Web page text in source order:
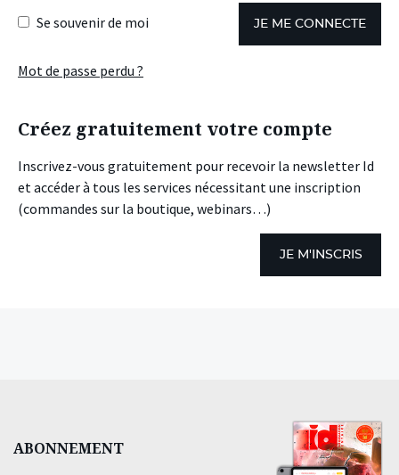
Se souvenir de moi JE ME CONNECTE
Mot de passe perdu ?
Créez gratuitement votre compte
Inscrivez-vous gratuitement pour recevoir la newsletter Id
et accéder à tous les services nécessitant une inscription
(commandes sur la boutique, webinars…)
JE M'INSCRIS
ABONNEMENT